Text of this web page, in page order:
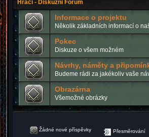
Hráči - Diskuzni Forum
Informace o projektu
Několik základních informací o
Pokec
Diskuze o všem možném
Návrhy, náměty a
Budeme rádi za jakékoliv vaše
Obrazárna
Všemožné obrázky
Žádné nové příspěvky Přesměrování